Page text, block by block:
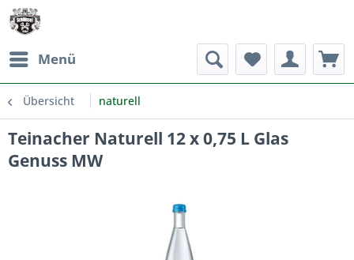
Menü
Übersicht naturell
Teinacher Naturell 12 x 0,75 L Glas
Genuss MW